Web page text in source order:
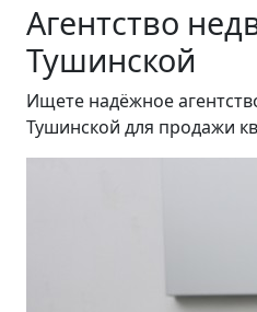
Агентство
Тушинской
Ищете надёжное
Тушинской для продажи